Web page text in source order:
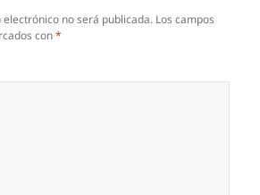
no será publicada. Los campos
con*